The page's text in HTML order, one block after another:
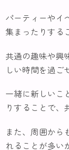
パーティーやイ
集まったりする
共通の趣味や興
しい時間を過ご
一緒に新しいこ
りすることで、
また、周囲から
れることが多い